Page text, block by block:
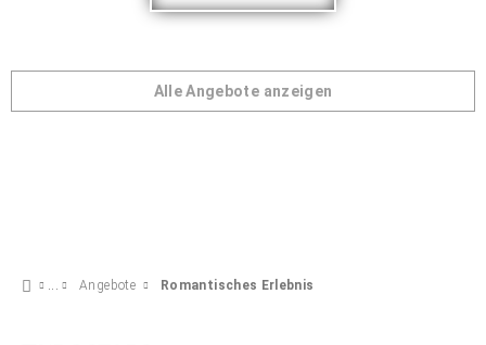
Alle Angebote anzeigen
Angebote Romantisches Erlebnis